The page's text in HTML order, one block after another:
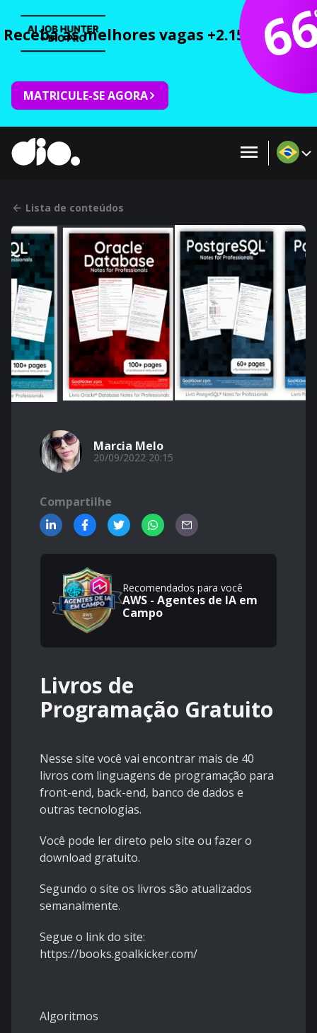
Receba as melhores vagas +2.150 cursos
MATRICULE-SE AGORA
Lista de conteúdos
Marcia Melo
20/09/2022 20:15
Compartilhe
Recomendados para você
AWS - Agentes de IA em
Campo
Livros de
Programação Gratuito
Nesse site você vai encontrar mais de 40
livros com linguagens de programação para
front-end, back-end, banco de dados e
outras tecnologias.
Você pode ler direto pelo site ou fazer o
download gratuito.
Segundo o site os livros são atualizados
semanalmente.
Segue o link do site:
https://books.goalkicker.com/
Algoritmos